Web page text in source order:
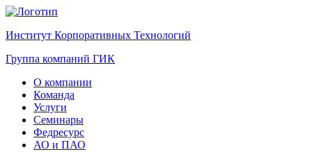
Институт Корпоративных Технологий
Группа компаний ГИК
О компании
Команда
Услуги
Семинары
Федресурс
АО и ПАО